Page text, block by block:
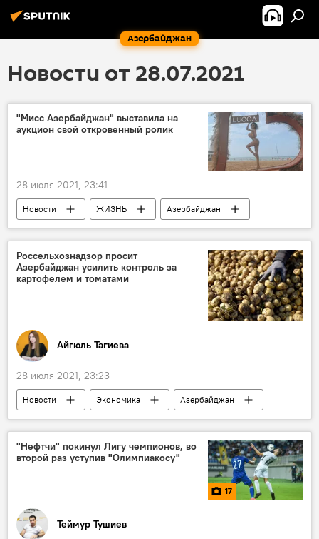
Азербайджан
Новости от 28.07.2021
"Мисс Азербайджан" выставила на
аукцион свой откровенный ролик
28 июля 2021, 23:41
Новости ЖИЗНЬ
Азербайджан
модель
Сямра Гусейнова Аукцион
Россельхознадзор просит
Азербайджан усилить контроль за
картофелем и томатами
Айгюль Тагиева
28 июля 2021, 23:23
Новости Экономика
Азербайджан
Россия
Картофель
Томаты
Россельхознадзор
"Нефтчи" покинул Лигу чемпионов, во
второй раз уступив "Олимпиакосу"
17
Теймур Тушиев